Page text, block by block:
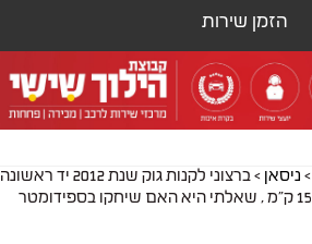
הזמן שירות
> ניסאן >
ברצוני לקנות גוק שנת 2012 יד ראשונה
והספידומטר מראה 15800 ק״מ , שאלתי היא האם שיחקו בספידומטר